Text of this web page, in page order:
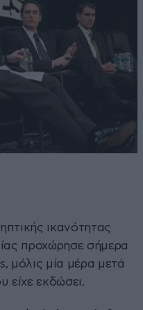
ικανότητας
προχώρησε σήμερα
μόλις μία μέρα μετά
είχε εκδώσει.